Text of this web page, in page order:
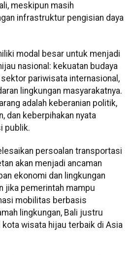
meskipun masih
infrastruktur pengisian daya
modal besar untuk menjadi
nasional: kekuatan budaya
pariwisata internasional,
lingkungan masyarakatnya.
adalah keberanian politik,
dan keberpihakan nyata
publik.
persoalan transportasi
akan menjadi ancaman
ekonomi dan lingkungan
jika pemerintah mampu
mobilitas berbasis
lingkungan, Bali justru
wisata hijau terbaik di Asia